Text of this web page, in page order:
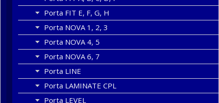
Porta FIT E, F, G, H
Porta NOVA 1, 2, 3
Porta NOVA 4, 5
Porta NOVA 6, 7
Porta LINE
Porta LAMINATE CPL
Porta LEVEL